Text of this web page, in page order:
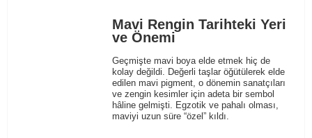
Mavi Rengin Tarihteki Yeri
ve Önemi
Geçmişte mavi boya elde etmek hiç de
kolay değildi. Değerli taşlar öğütülerek elde
edilen mavi pigment, o dönemin sanatçıları
ve zengin kesimler için adeta bir sembol
hâline gelmişti. Egzotik ve pahalı olması,
maviyi uzun süre “özel” kıldı.